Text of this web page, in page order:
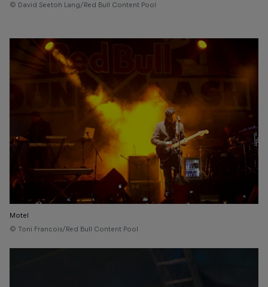
© David Seetoh Lang/Red Bull Content Pool
Motel
© Toni Francois/Red Bull Content Pool